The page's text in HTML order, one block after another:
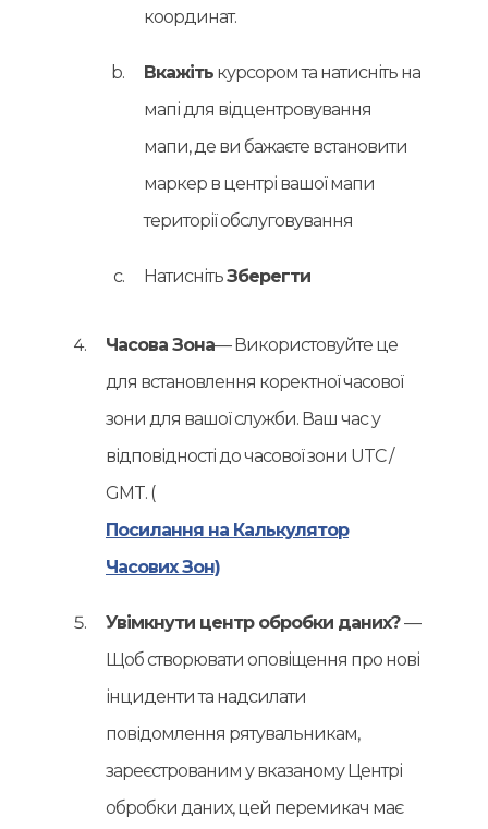
координат.
Вкажіть курсором та натисніть на
мапі для відцентровування
мапи, де ви бажаєте встановити
маркер в центрі вашої мапи
території обслуговування
НатиснітьЗберегти
Часова Зона— Використовуйте це
для встановлення коректної часової
зони для вашої служби. Ваш час у
відповідності до часової зони UTC /
GMT. (
Посилання на Калькулятор
Часових Зон)
Увімкнути центр обробки даних?—
Щоб створювати оповіщення про нові
інциденти та надсилати
повідомлення рятувальникам,
зареєстрованим у вказаному Центрі
обробки даних, цей перемикач має